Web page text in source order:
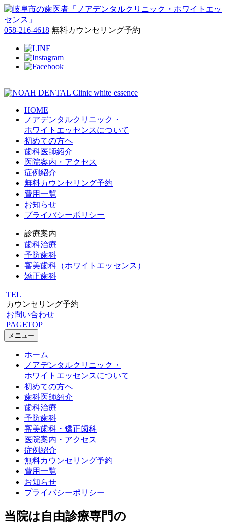
058-216-4618 無料カウンセリング予約
HOME
ノアデンタルクリニック・
ホワイトエッセンスについて
初めての方へ
歯科医師紹介
医院案内・アクセス
症例紹介
無料カウンセリング予約
費用一覧
お知らせ
プライバシーポリシー
診療案内
歯科治療
予防歯科
審美歯科（ホワイトエッセンス）
矯正歯科
TEL
カウンセリング予約
お問い合わせ
PAGETOP
メニュー
ホーム
ノアデンタルクリニック・
ホワイトエッセンスについて
初めての方へ
歯科医師紹介
歯科治療
予防歯科
審美歯科・矯正歯科
医院案内・アクセス
症例紹介
無料カウンセリング予約
費用一覧
お知らせ
プライバシーポリシー
当院は自由診療専門の